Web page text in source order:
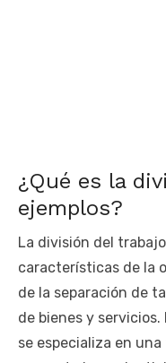
¿Qué es la
ejemplos?
La división del
características de la
de la separación de
de bienes y
se especializa en